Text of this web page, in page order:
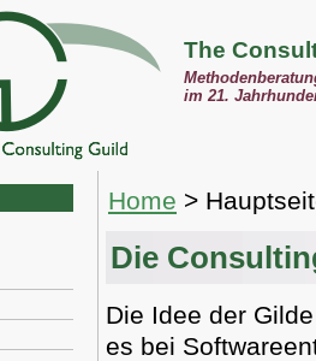
The
im 21.
Home >
Die
Die Idee der
es bei